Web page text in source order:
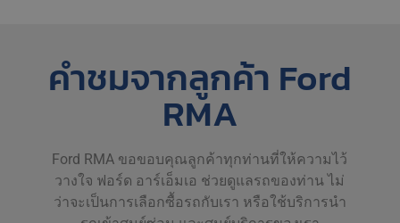
คำชมจากลูกค้า Ford
RMA
Ford RMA ขอขอบคุณลูกค้าทุกท่านที่ให้ความไว้
วางใจ ฟอร์ด อาร์เอ็มเอ ช่วยดูแลรถของท่าน ไม่
ว่าจะเป็นการเลือกซื้อรถกับเรา หรือใช้บริการนำ